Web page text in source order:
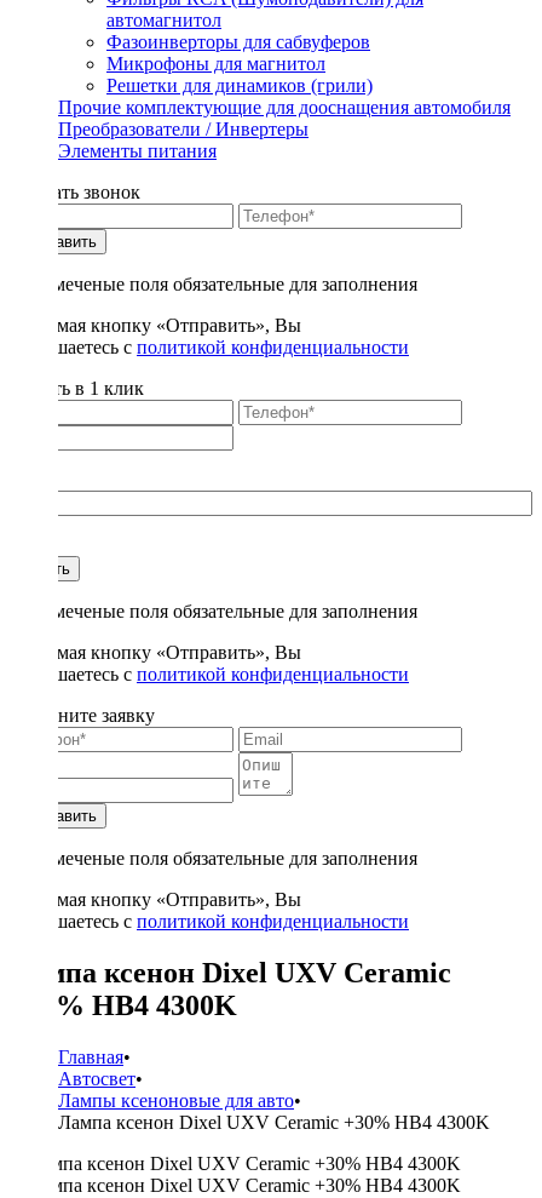
автомагнитол
Фазоинверторы для сабвуферов
Микрофоны для магнитол
Решетки для динамиков (грили)
Прочие комплектующие для дооснащения автомобиля
Преобразователи / Инвертеры
Элементы питания
Заказать звонок
Отправить
* - отмеченые поля обязательные для заполнения
Нажимая кнопку «Отправить», Вы
соглашаетесь с политикой конфиденциальности
Купить в 1 клик
Купить
* - отмеченые поля обязательные для заполнения
Нажимая кнопку «Отправить», Вы
соглашаетесь с политикой конфиденциальности
Заполните заявку
Отправить
* - отмеченые поля обязательные для заполнения
Нажимая кнопку «Отправить», Вы
соглашаетесь с политикой конфиденциальности
Лампа ксенон Dixel UXV Ceramic
+30% HB4 4300K
Главная•
Автосвет•
Лампы ксеноновые для авто•
Лампа ксенон Dixel UXV Ceramic +30% HB4 4300K